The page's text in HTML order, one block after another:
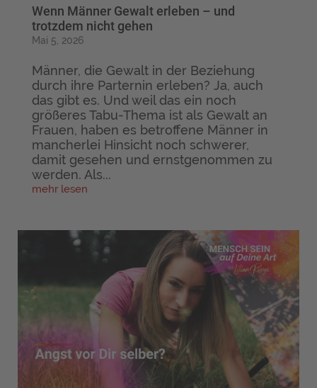
Wenn Männer Gewalt erleben – und
trotzdem nicht gehen
Mai 5, 2026
Männer, die Gewalt in der Beziehung
durch ihre Parternin erleben? Ja, auch
das gibt es. Und weil das ein noch
größeres Tabu-Thema ist als Gewalt an
Frauen, haben es betroffene Männer in
mancherlei Hinsicht noch schwerer,
damit gesehen und ernstgenommen zu
werden. Als...
mehr lesen